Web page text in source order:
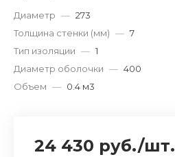
Диаметр — 273
Толщина стенки (мм) — 7
Тип изоляции — 1
Диаметр оболочки — 400
Объем — 0.4 м3
24 430 руб./шт.